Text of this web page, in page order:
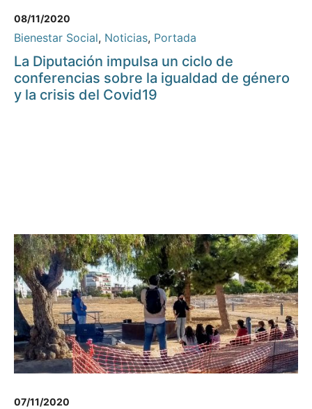
08/11/2020
Bienestar Social, Noticias, Portada
La Diputación impulsa un ciclo de
conferencias sobre la igualdad de género
y la crisis del Covid19
07/11/2020